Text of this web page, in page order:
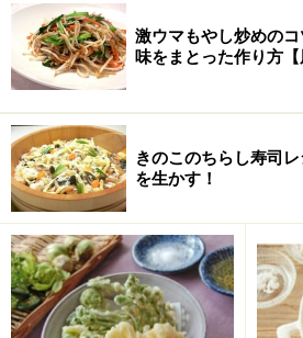
砂糖
水
こしょう
オールスパイス
ガーリックパウダー
豚レバーのチャーシュー
■豚レバーのチャーシューの作り方
激ウマもやし炒めの
味をまとった作り方【
きのこのちらし寿司
を生かす！